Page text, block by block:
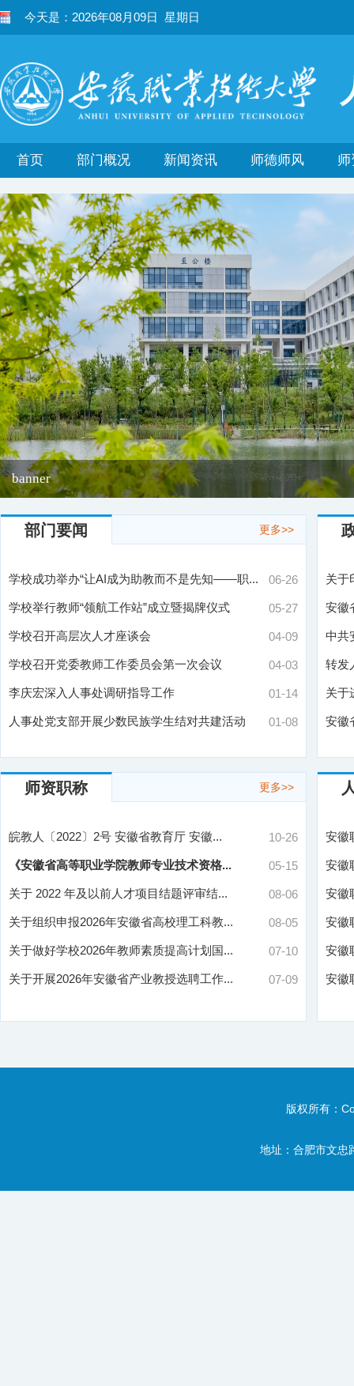
今天是：2026年08月09日 星期日
首页 部门概况 新闻资讯 师德师风 师
banner
部门要闻 更多>>
学校成功举办“让AI成为助教而不是先知——职... 06-26
学校举行教师“领航工作站”成立暨揭牌仪式 05-27
学校召开高层次人才座谈会 04-09
学校召开党委教师工作委员会第一次会议 04-03
李庆宏深入人事处调研指导工作 01-14
人事处党支部开展少数民族学生结对共建活动 01-08
关于
安徽
中共
转发
关于
安徽
师资职称 更多>>
皖教人〔2022〕2号 安徽省教育厅 安徽... 10-26
《安徽省高等职业学院教师专业技术资格... 05-15
关于 2022 年及以前人才项目结题评审结... 08-06
关于组织申报2026年安徽省高校理工科教... 08-05
关于做好学校2026年教师素质提高计划国... 07-10
关于开展2026年安徽省产业教授选聘工作... 07-09
安徽
安徽
安徽
安徽
安徽
安徽
版权所有：
地址：合肥市文